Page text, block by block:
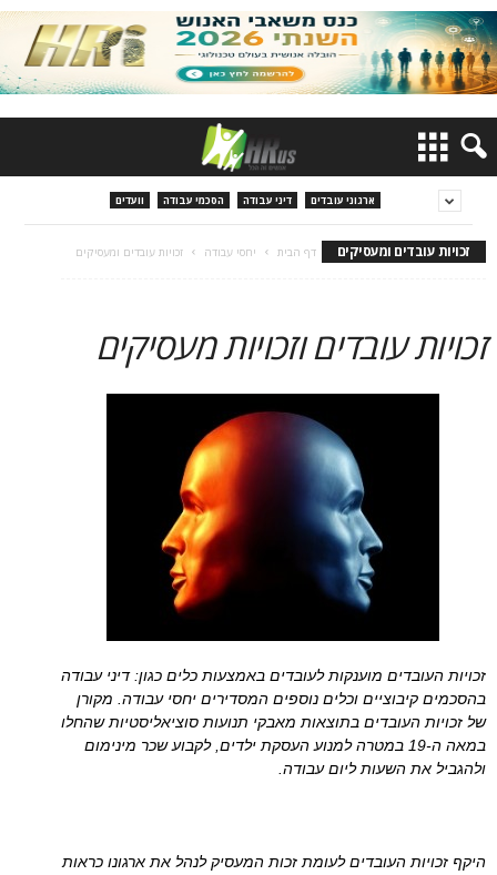
ארגוני עובדים דיני עבודה הסכמי עבודה וועדים
זכויות עובדים ומעסיקים דף הבית יחסי עבודה זכויות עובדים ומעסיקים
זכויות עובדים וזכויות מעסיקים
זכויות העובדים מוענקות לעובדים באמצעות כלים כגון: דיני עבודה
בהסכמים קיבוציים וכלים נוספים המסדירים יחסי עבודה. מקורן
של זכויות העובדים בתוצאות מאבקי תנועות סוציאליסטיות שהחלו
במאה ה-19 במטרה למנוע העסקת ילדים, לקבוע שכר מינימום
ולהגביל את השעות ליום עבודה.
היקף זכויות העובדים לעומת זכות המעסיק לנהל את ארגונו כראות